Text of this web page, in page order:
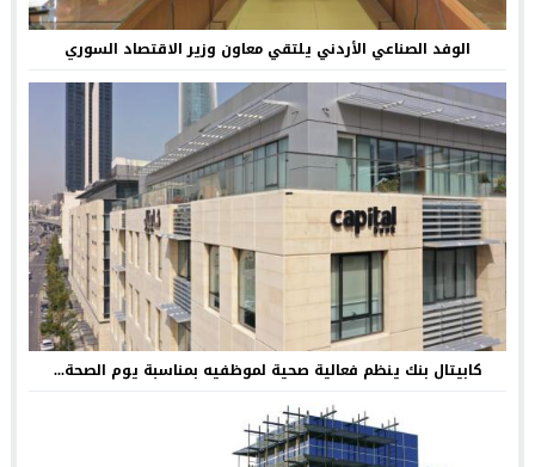
الوفد الصناعي الأردني يلتقي معاون وزير الاقتصاد السوري
كابيتال بنك ينظم فعالية صحية لموظفيه بمناسبة يوم الصحة...